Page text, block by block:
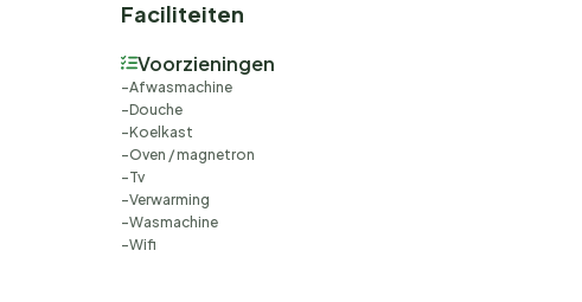
Faciliteiten
Voorzieningen
Afwasmachine
Douche
Koelkast
Oven / magnetron
Tv
Verwarming
Wasmachine
Wifi